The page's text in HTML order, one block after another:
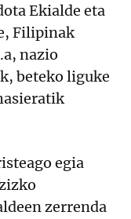
Ekialde eta
Filipinak
nazio
beteko liguke
egia
zerrenda